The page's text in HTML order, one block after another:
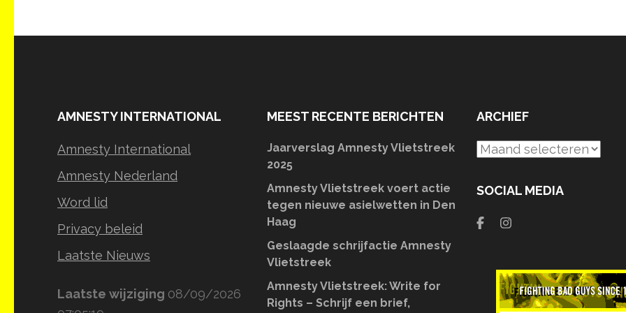
AMNESTY INTERNATIONAL
Amnesty International
Amnesty Nederland
Word lid
Privacy beleid
Laatste Nieuws
Laatste wijziging 08/09/2026
MEEST RECENTE BERICHTEN
Jaarverslag Amnesty Vlietstreek
2025
Amnesty Vlietstreek voert actie
tegen nieuwe asielwetten in Den
Haag
Geslaagde schrijfactie Amnesty
Vlietstreek
Amnesty Vlietstreek: Write for
Rights – Schrijf een brief,
ARCHIEF
Archief
SOCIAL MEDIA